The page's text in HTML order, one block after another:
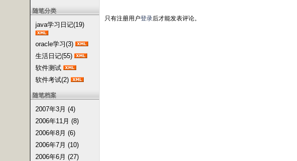
随笔分类
java学习日记(19)
oracle学习(3)
生活日记(55)
软件测试
软件考试(2)
随笔档案
2007年3月 (4)
2006年11月 (8)
2006年8月 (6)
2006年7月 (10)
2006年6月 (27)
只有注册用户登录后才能发表评论。